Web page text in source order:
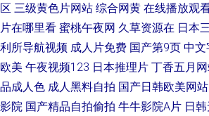
区 三级黄色片网站 综合网黄 在线播放观
片在哪里看 蜜桃午夜网 久草资源在 日本
利所导航视频 成人片免费 国产第9页 中文
欧美 午夜视频123 日本推理片 丁香五月
品成人色 成人黑料自拍 国产日韩欧美网站
影院 国产精品自拍偷拍 牛牛影院A片 日